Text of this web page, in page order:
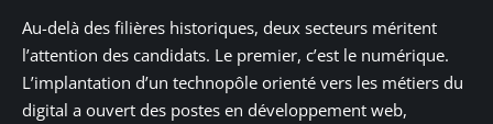
Au-delà des filières historiques, deux secteurs méritent
l’attention des candidats. Le premier, c’est le numérique.
L’implantation d’un technopôle orienté vers les métiers du
digital a ouvert des postes en développement web,